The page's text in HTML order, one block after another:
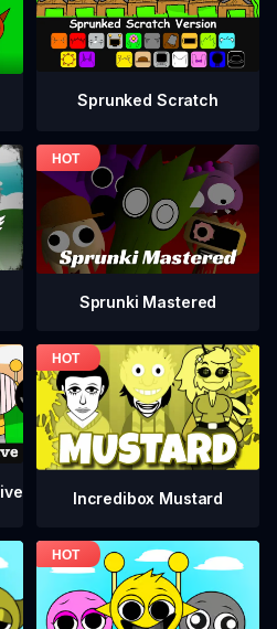
Sprunked Scratch
Sprunki Mastered
Incredibox Mustard